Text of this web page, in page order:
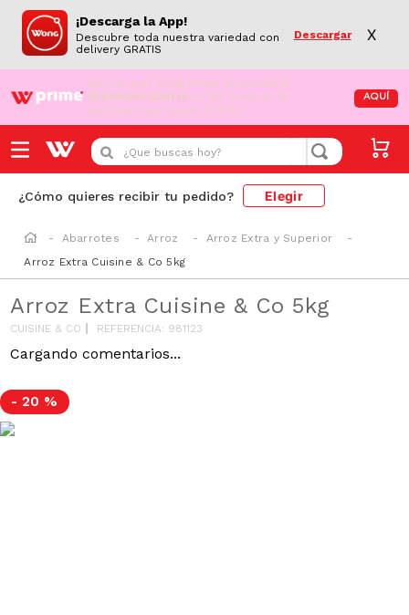
¡Descarga la App!
Descubre toda nuestra variedad con
delivery GRATIS
Descargar X
¡Aún no eres Wong Prime! Aprovecha el
DESPACHO GRATIS en tus compras de
supermercado desde S/79.90
AQUÍ
¿Que buscas hoy?
¿Cómo quieres recibir tu pedido? Elegir
Abarrotes Arroz
Arroz Extra y Superior
Arroz Extra Cuisine & Co 5kg
Arroz Extra Cuisine & Co 5kg
CUISINE & CO REFERENCIA: 981123
Cargando comentarios...
- 20 %